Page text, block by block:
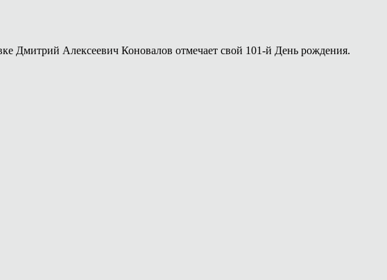
Дмитрий Алексеевич Коновалов отмечает свой 101-й День рождения.